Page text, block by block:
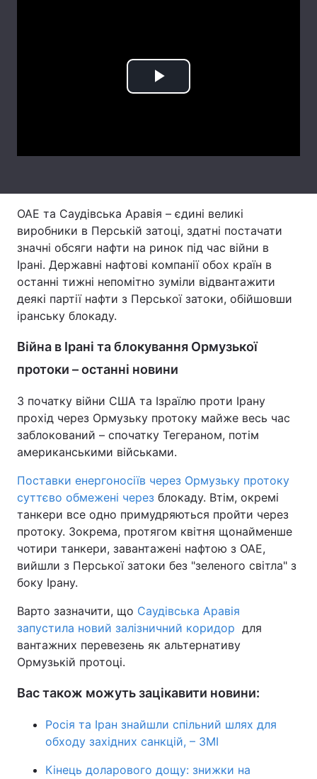
Play
ОАЕ та Саудівська Аравія – єдині великі
виробники в Перській затоці, здатні постачати
значні обсяги нафти на ринок під час війни в
Ірані. Державні нафтові компанії обох країн в
останні тижні непомітно зуміли відвантажити
деякі партії нафти з Перської затоки, обійшовши
іранську блокаду.
Війна в Ірані та блокування Ормузької
протоки – останні новини
З початку війни США та Ізраїлю проти Ірану
прохід через Ормузьку протоку майже весь час
заблокований – спочатку Тегераном, потім
американськими військами.
Поставки енергоносіїв через Ормузьку протоку
суттєво обмежені через блокаду. Втім, окремі
танкери все одно примудряються пройти через
протоку. Зокрема, протягом квітня щонайменше
чотири танкери, завантажені нафтою з ОАЕ,
вийшли з Перської затоки без "зеленого світла" з
боку Ірану.
Варто зазначити, що Саудівська Аравія
запустила новий залізничний коридор для
вантажних перевезень як альтернативу
Ормузькій протоці.
Вас також можуть зацікавити новини:
Росія та Іран знайшли спільний шлях для
обходу західних санкцій, – ЗМІ
Кінець доларового дощу: знижки на